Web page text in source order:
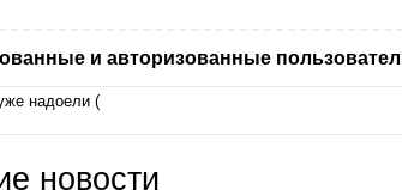
и авторизованные
надоели (
новости